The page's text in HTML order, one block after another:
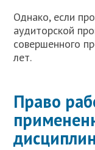
Однако, если
аудиторской
совершенного
лет.
Право